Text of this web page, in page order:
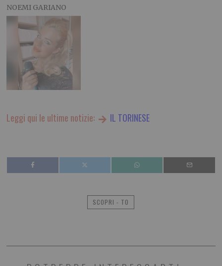
NOEMI GARIANO
Leggi qui le ultime notizie: IL TORINESE
SCOPRI - TO